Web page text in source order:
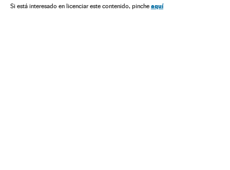
Realeza Casamento Real na Inglaterra
Si está interesado en licenciar este contenido, pinche aquí